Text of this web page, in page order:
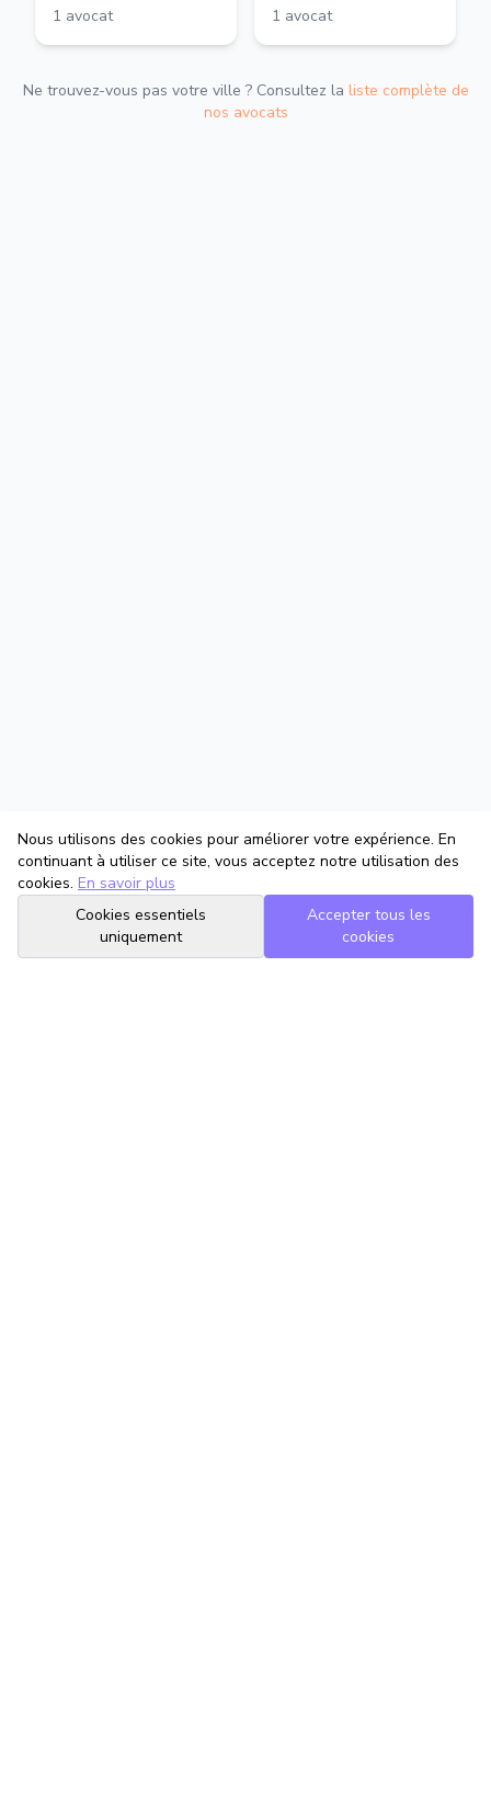
1 avocat 1 avocat
Ne trouvez-vous pas votre ville ? Consultez la liste complète de
nos avocats
Nous utilisons des cookies pour améliorer votre expérience. En
continuant à utiliser ce site, vous acceptez notre utilisation des
cookies. En savoir plus
Cookies essentiels
uniquement
Accepter tous les
cookies